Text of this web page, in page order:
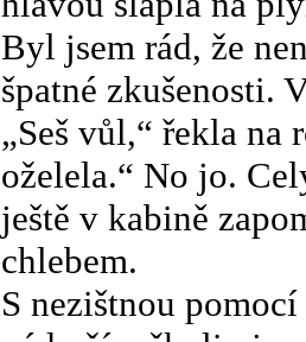
Byl jsem rád, že
špatné zkušenosti.
„Seš vůl,“ řekla
oželela.“ No jo.
ještě v kabině
chlebem.
S nezištnou